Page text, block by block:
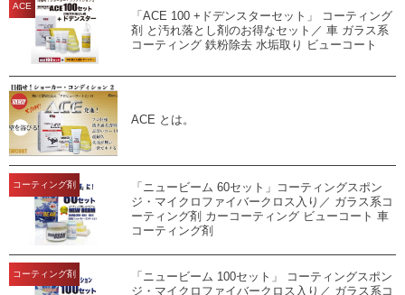
ACE
「ACE 100 +ドデンスターセット」 コーティング
剤 と汚れ落とし剤のお得なセット／ 車 ガラス系
コーティング 鉄粉除去 水垢取り ビューコート
ACE とは。
コーティング剤
「ニュービーム 60セット」コーティングスポン
ジ・マイクロファイバークロス入り／ ガラス系コ
ーティング剤 カーコーティング ビューコート 車
コーティング剤
コーティング剤
「ニュービーム 100セット」 コーティングスポン
ジ・マイクロファイバークロス入り／ ガラス系コ